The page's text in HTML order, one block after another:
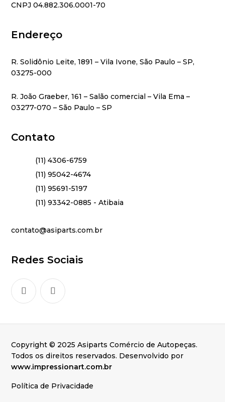
CNPJ 04.882.306.0001-70
Endereço
R. Solidônio Leite, 1891 – Vila Ivone, São Paulo – SP,
03275-000
R. João Graeber, 161 – Salão comercial – Vila Ema –
03277-070 – São Paulo – SP
Contato
(11) 4306-6759
(11) 95042-4674
(11) 95691-5197
(11) 93342-0885 - Atibaia
contato@asiparts.com.br
Redes Sociais
Copyright © 2025 Asiparts Comércio de Autopeças.
Todos os direitos reservados. Desenvolvido por
www.impressionart.com.br
Política de Privacidade